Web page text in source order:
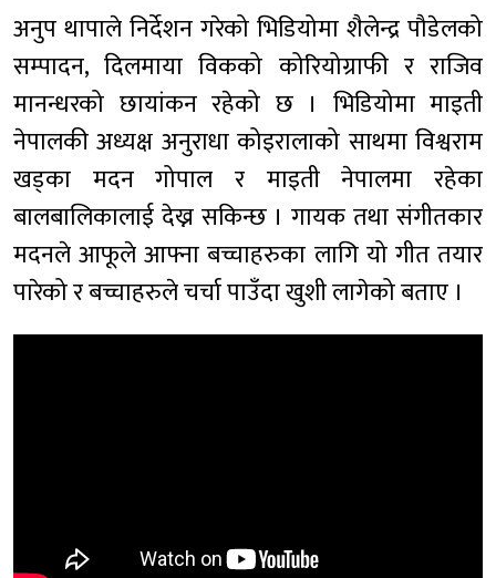
अनुप थापाले निर्देशन गरेको भिडियोमा शैलेन्द्र पौडेलको
सम्पादन, दिलमाया विकको कोरियोग्राफी र राजिव
मानन्धरको छायांकन रहेको छ । भिडियोमा माइती
नेपालकी अध्यक्ष अनुराधा कोइरालाको साथमा विश्वराम
खड्का मदन गोपाल र माइती नेपालमा रहेका
बालबालिकालाई देख्न सकिन्छ । गायक तथा संगीतकार
मदनले आफूले आफ्ना बच्चाहरुका लागि यो गीत तयार
पारेको र बच्चाहरुले चर्चा पाउँदा खुशी लागेको बताए ।